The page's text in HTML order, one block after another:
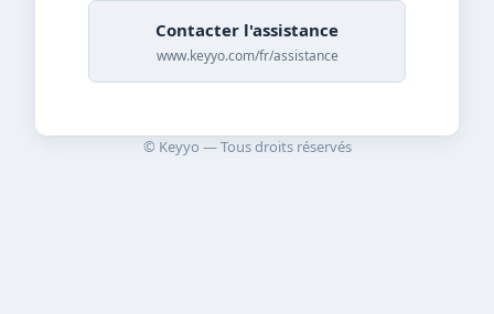
Contacter l'assistance
www.keyyo.com/fr/assistance
© Keyyo — Tous droits réservés